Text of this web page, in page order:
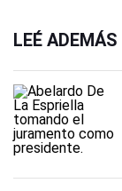
LEÉ ADEMÁS